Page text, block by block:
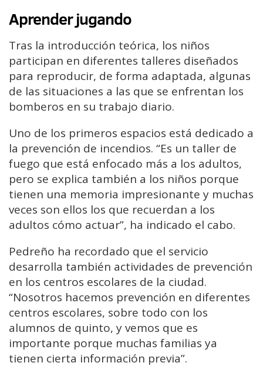
Aprender jugando
Tras la introducción teórica, los niños
participan en diferentes talleres diseñados
para reproducir, de forma adaptada, algunas
de las situaciones a las que se enfrentan los
bomberos en su trabajo diario.
Uno de los primeros espacios está dedicado a
la prevención de incendios. “Es un taller de
fuego que está enfocado más a los adultos,
pero se explica también a los niños porque
tienen una memoria impresionante y muchas
veces son ellos los que recuerdan a los
adultos cómo actuar”, ha indicado el cabo.
Pedreño ha recordado que el servicio
desarrolla también actividades de prevención
en los centros escolares de la ciudad.
“Nosotros hacemos prevención en diferentes
centros escolares, sobre todo con los
alumnos de quinto, y vemos que es
importante porque muchas familias ya
tienen cierta información previa”.